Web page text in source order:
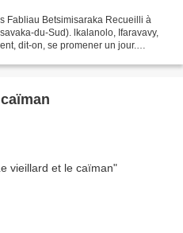
Fabliau Betsimisaraka Recueilli à
du-Sud). lkalanolo, Ifaravavy,
dit-on, se promener un jour.